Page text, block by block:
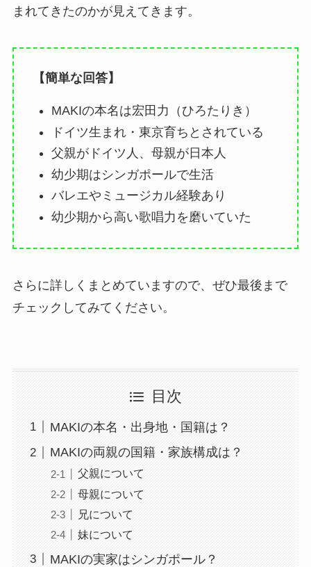
まれてきたのかが見えてきます。
【簡単な回答】
MAKIの本名は宏田力（ひろたりき）
ドイツ生まれ・東京育ちとされている
父親がドイツ人、母親が日本人
幼少期はシンガポールで生活
バレエやミュージカル経験あり
幼少期から高い歌唱力を磨いていた
さらに詳しくまとめていますので、ぜひ最後まで
チェックしてみてください。
目次
MAKIの本名・出身地・国籍は？
MAKIの両親の国籍・家族構成は？
父親について
母親について
兄について
妹について
MAKIの実家はシンガポール？